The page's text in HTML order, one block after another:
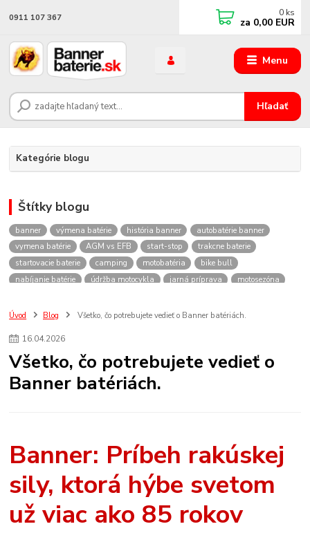
Menu
Hľadať
0911 107 367 0 ks
za 0,00 EUR
Kategórie blogu
Štítky blogu
banner výmena batérie história banner
autobatérie banner
vymena batérie
AGM vs EFB start-stop
trakcne baterie
startovacie baterie
camping motobatéria
bike bull
nabíjanie batérie
údržba motocykla jarná príprava
motosezóna
Úvod
Blog Všetko, čo potrebujete vedieť o Banner batériách.
16.04.2026
Všetko, čo potrebujete vedieť o
Banner batériách.
Banner: Príbeh rakúskej
sily, ktorá hýbe svetom
už viac ako 85 rokov